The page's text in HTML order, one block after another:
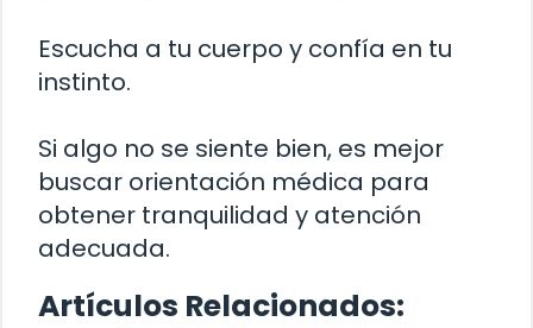
Escucha a tu cuerpo y confía en tu
instinto.
Si algo no se siente bien, es mejor
buscar orientación médica para
obtener tranquilidad y atención
adecuada.
Artículos Relacionados: